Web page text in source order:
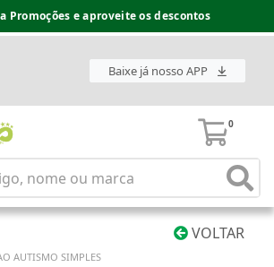
Promoções e aproveite os descontos
Baixe já nosso APP
0
VOLTAR
AUTISMO SIMPLES